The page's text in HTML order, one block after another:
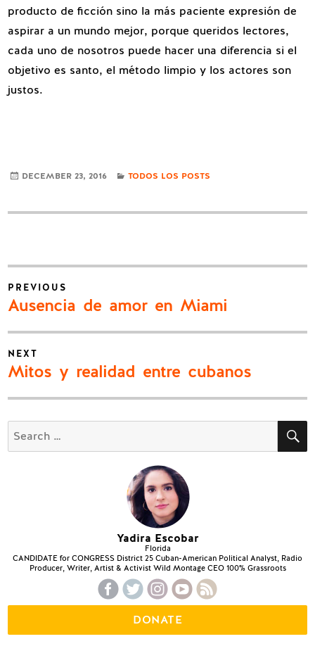
producto de ficción sino la más paciente expresión de
aspirar a un mundo mejor, porque queridos lectores,
cada uno de nosotros puede hacer una diferencia si el
objetivo es santo, el método limpio y los actores son
justos.
DECEMBER 23, 2016 CATEGORIES
TODOS LOS POSTS
Post
navigation
PREVIOUS
Previous
Ausencia de amor en Miami
NEXT
Next
Mitos y realidad entre cubanos
Search
for:
Yadira Escobar
Florida
CANDIDATE for CONGRESS District 25 Cuban-American Political Analyst, Radio
Producer, Writer, Artist & Activist Wild Montage CEO 100% Grassroots
DONATE